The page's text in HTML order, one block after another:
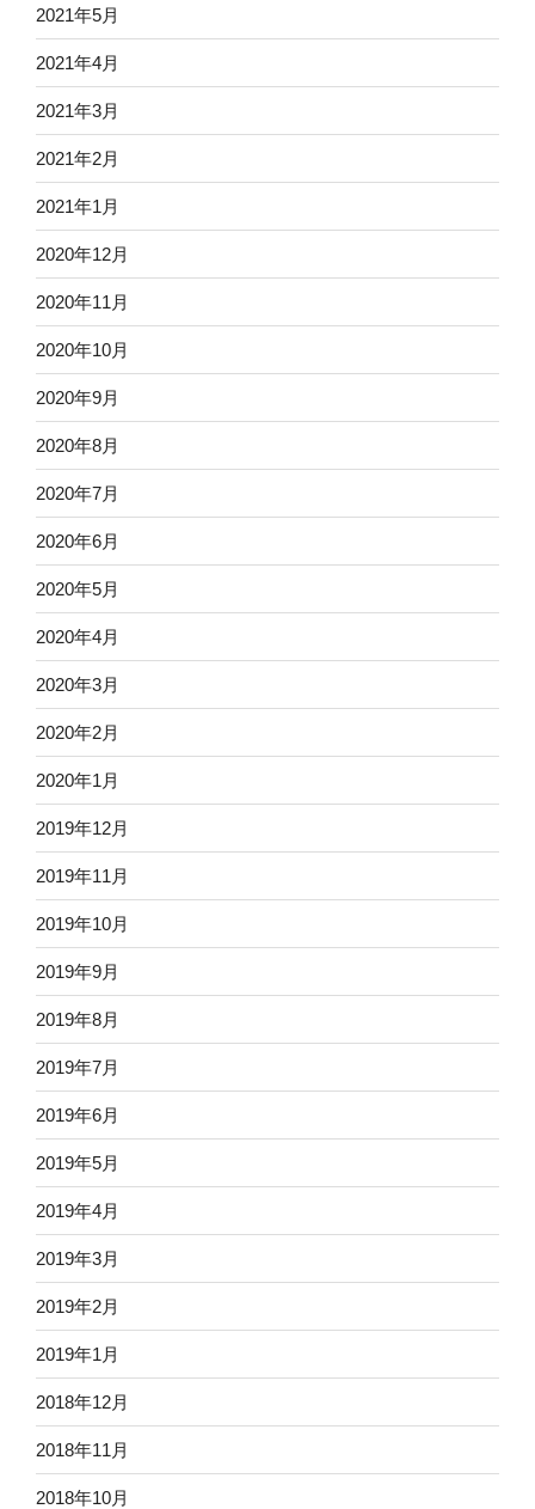
2021年5月
2021年4月
2021年3月
2021年2月
2021年1月
2020年12月
2020年11月
2020年10月
2020年9月
2020年8月
2020年7月
2020年6月
2020年5月
2020年4月
2020年3月
2020年2月
2020年1月
2019年12月
2019年11月
2019年10月
2019年9月
2019年8月
2019年7月
2019年6月
2019年5月
2019年4月
2019年3月
2019年2月
2019年1月
2018年12月
2018年11月
2018年10月